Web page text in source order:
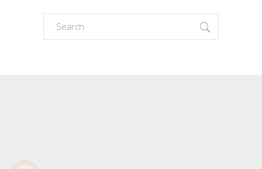
Search
for: